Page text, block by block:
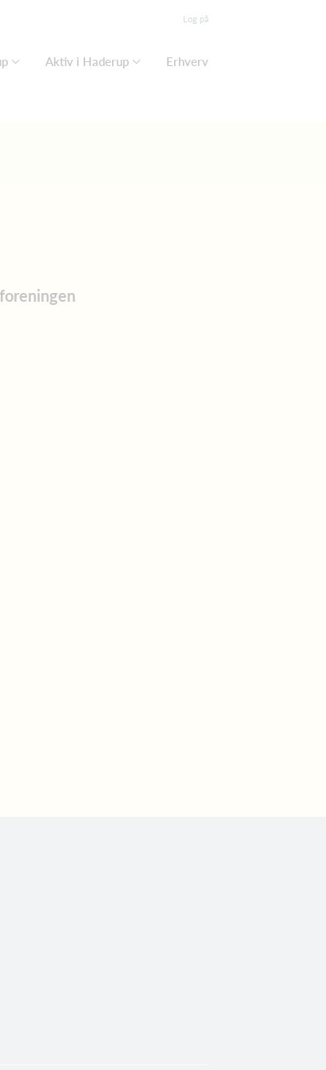
Log på
Aktiv i Haderup Erhverv